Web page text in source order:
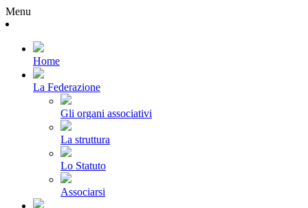
Menu
Home
La Federazione
Gli organi associativi
La struttura
Lo Statuto
Associarsi